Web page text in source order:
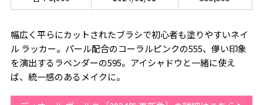
幅広く平らにカットされたブラシで初心者も塗りやすいネイ
ル ラッカー。パール配合のコーラルピンクの555、儚い印象
を演出するラベンダーの595。アイシャドウと一緒に使え
ば、統一感のあるメイクに。